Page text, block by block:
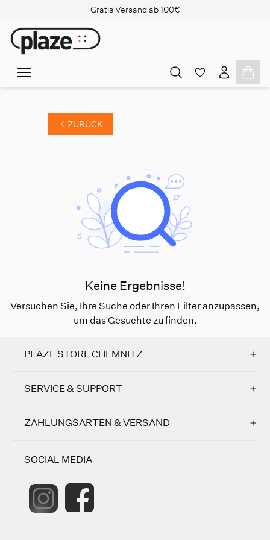
Gratis Versand ab 100€
ZURÜCK
Keine Ergebnisse!
Versuchen Sie, Ihre Suche oder Ihren Filter anzupassen,
um das Gesuchte zu finden.
PLAZE STORE CHEMNITZ
SERVICE & SUPPORT
ZAHLUNGSARTEN & VERSAND
SOCIAL MEDIA